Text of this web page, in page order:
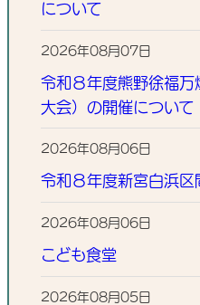
について
2026年08月07日
令和８年度熊野徐福
大会）の開催について
2026年08月06日
令和８年度新宮白浜
2026年08月06日
こども食堂
2026年08月05日